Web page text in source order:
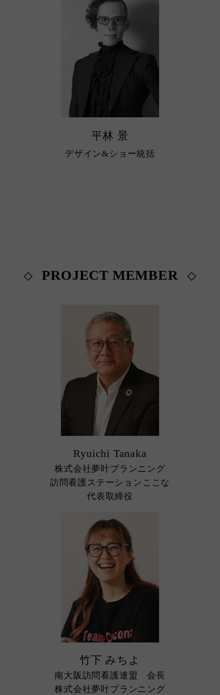
平林 景
デザイン&ショー統括
◇ PROJECT MEMBER ◇
Ryuichi Tanaka
株式会社夢叶プランニング
訪問看護ステーションここな
代表取締役
竹下 みちよ
南大阪訪問看護連盟 会長
株式会社夢叶プランニング